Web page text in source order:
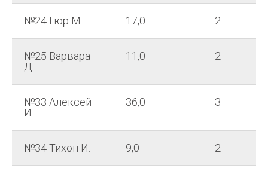
№24 Гюр М. 17,0 2
№25 Варвара
Д.
11,0 2
№33 Алексей
И.
36,0 3
№34 Тихон И. 9,0 2